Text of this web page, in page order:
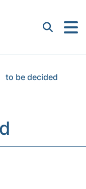
Innovativ GmbH
Suchen
to be decided